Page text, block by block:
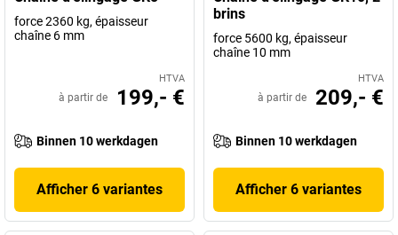
force 2360 kg, épaisseur
chaîne 6 mm
HTVA
à partir de 199,- €
Binnen 10 werkdagen
Afficher 6 variantes
brins
force 5600 kg, épaisseur
chaîne 10 mm
HTVA
à partir de 209,- €
Binnen 10 werkdagen
Afficher 6 variantes